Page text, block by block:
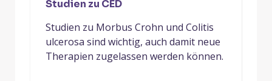
Studien zu CED
Studien zu Morbus Crohn und Colitis
ulcerosa sind wichtig, auch damit neue
Therapien zugelassen werden können.